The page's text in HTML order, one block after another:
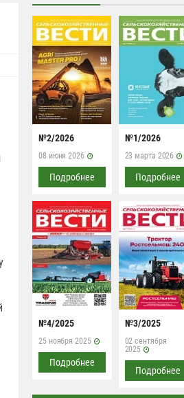
№2/2026
08 июня 2026
Подробнее
№1/2026
23 марта 2026
Подробнее
№4/2025
25 ноября 2025
Подробнее
№3/2025
02 сентября
2025
Подробнее